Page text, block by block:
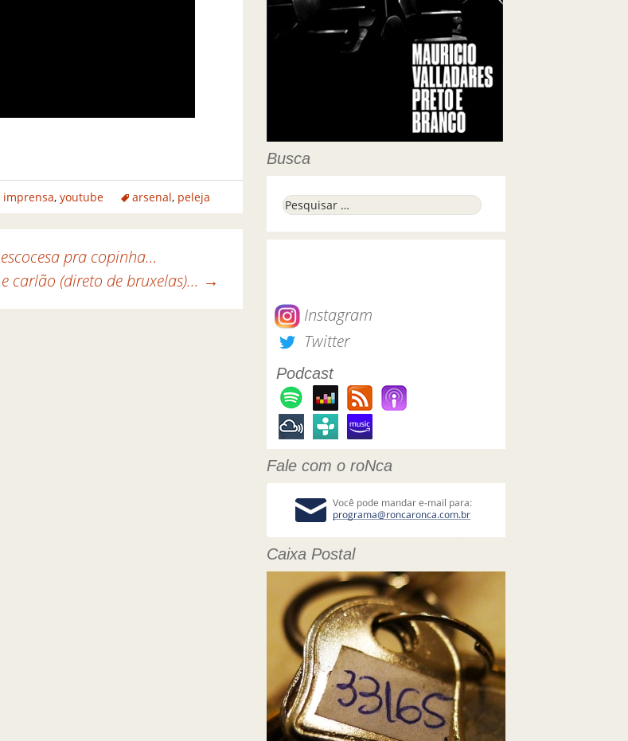
imprensa, youtube arsenal, peleja
pra copinha…
carlão (direto de bruxelas)… →
Busca
Pesquisar por:
Instagram
Twitter
Podcast
Fale com o roNca
Caixa Postal